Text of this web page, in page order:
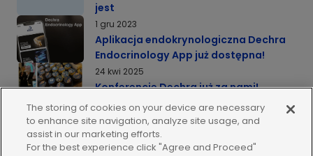
jest
1 gru 2023
Aplikacja endokrynologiczna Dechra
Endocrinology App już dostępna!
24 kwi 2025
Konferencje Dechra już za nami!
Dziękujemy
10 lut 2025
Enterica Avia – byliśmy tam!
The storing of cookies on your device are necessary
to enhance site navigation, analyze site usage, and
assist in our marketing efforts.
For the best experience click "Agree and Proceed"